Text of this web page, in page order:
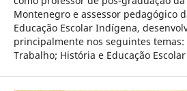
Montenegro e assessor pedagógico
Educação Escolar Indígena,
principalmente nos seguintes
Trabalho; História e Educação